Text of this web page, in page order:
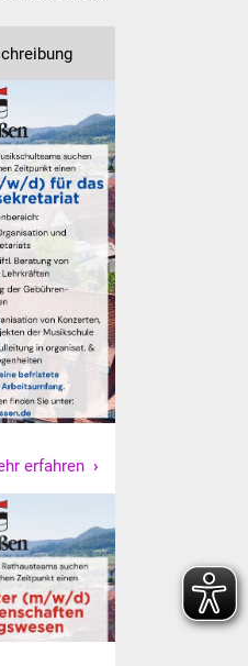
Sportanlagen
Tourismus
Erlebnisregion
Schwäbischer Albtrauf
Route der
Industriekultur
Senioren
Sommerwochen für
Ältere
Seniorenwohn- und
erfahren